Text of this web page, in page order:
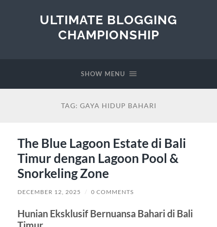
ULTIMATE BLOGGING
CHAMPIONSHIP
SHOW MENU
TAG: GAYA HIDUP BAHARI
The Blue Lagoon Estate di Bali
Timur dengan Lagoon Pool &
Snorkeling Zone
DECEMBER 12, 2025 / 0 COMMENTS
Hunian Eksklusif Bernuansa Bahari di Bali